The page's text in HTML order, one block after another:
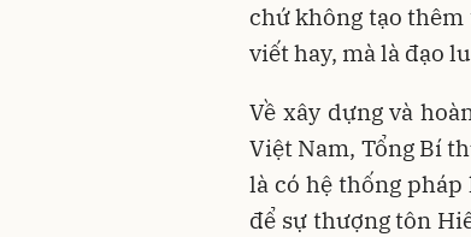
chứ không tạo
viết hay, mà là đạo
Về xây dựng và
Việt Nam, Tổng Bí
là có hệ thống
để sự thượng tôn